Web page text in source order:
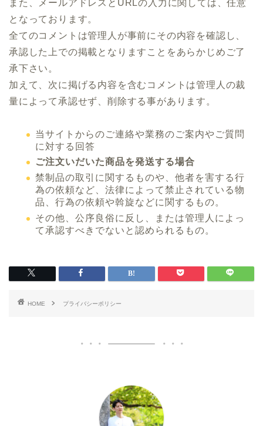
また、メールアドレスとURLの入力に関しては、任意
となっております。
全てのコメントは管理人が事前にその内容を確認し、
承認した上での掲載となりますことをあらかじめご了
承下さい。
加えて、次に掲げる内容を含むコメントは管理人の裁
量によって承認せず、削除する事があります。
当サイトからのご連絡や業務のご案内やご質問
に対する回答
ご注文いだいた商品を発送する場合
禁制品の取引に関するものや、他者を害する行
為の依頼など、法律によって禁止されている物
品、行為の依頼や斡旋などに関するもの。
その他、公序良俗に反し、または管理人によっ
て承認すべきでないと認められるもの。
HOME プライバシーポリシー